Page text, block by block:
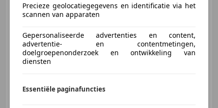
Daimler Super V84.0 LWB
Precieze geolocatiegegevens en identificatie via het
scannen van apparaten
Gepersonaliseerde advertenties en content,
advertentie- en contentmetingen,
doelgroepenonderzoek en ontwikkeling van
diensten
Essentiële paginafuncties